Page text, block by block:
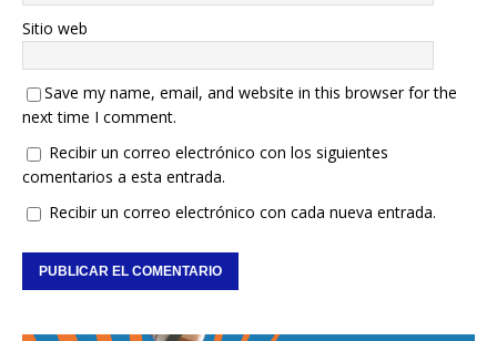
Sitio web
Save my name, email, and website in this browser for the
next time I comment.
Recibir un correo electrónico con los siguientes
comentarios a esta entrada.
Recibir un correo electrónico con cada nueva entrada.